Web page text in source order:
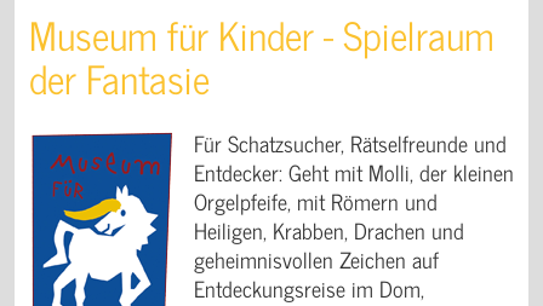
Museum für Kinder - Spielraum
der Fantasie
Für Schatzsucher, Rätselfreunde und
Entdecker: Geht mit Molli, der kleinen
Orgelpfeife, mit Römern und
Heiligen, Krabben, Drachen und
geheimnisvollen Zeichen auf
Entdeckungsreise im Dom,